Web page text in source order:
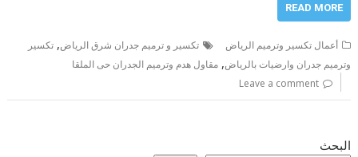
READ MORE
أعمال تكسير وترميم الرياض تكسير و ترميم جدران شرق الرياض,تكسير
وترميم جدران وارضيات بالرياض,مقاول هدم وترميم الجدران حى الملقا
Leave a comment
البحث